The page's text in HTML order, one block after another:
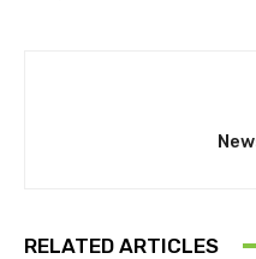
RELATED ARTICLES